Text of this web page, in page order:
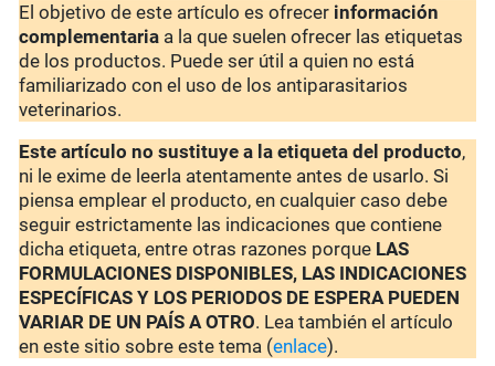
El objetivo de este artículo es ofrecer información
complementaria a la que suelen ofrecer las etiquetas
de los productos. Puede ser útil a quien no está
familiarizado con el uso de los antiparasitarios
veterinarios.
Este artículo no sustituye a la etiqueta del producto,
ni le exime de leerla atentamente antes de usarlo. Si
piensa emplear el producto, en cualquier caso debe
seguir estrictamente las indicaciones que contiene
dicha etiqueta, entre otras razones porque LAS
FORMULACIONES DISPONIBLES, LAS INDICACIONES
ESPECÍFICAS Y LOS PERIODOS DE ESPERA PUEDEN
VARIAR DE UN PAÍS A OTRO. Lea también el artículo
en este sitio sobre este tema (enlace).